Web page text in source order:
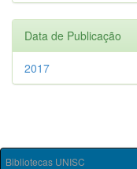
Data de Publicação
2017
Bibliotecas UNISC